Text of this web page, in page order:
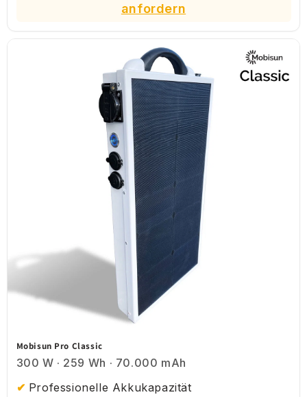
anfordern
Mobisun Pro Classic
300 W · 259 Wh · 70.000 mAh
Professionelle Akkukapazität